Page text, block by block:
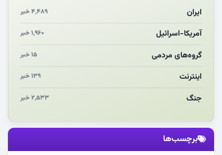
انقلاب مردمی و مردم انقلابی
مرگ خاموش زیست‌محیطی در منطقه تربت‌جام
چو‌ن‌وچرا در «علی‌الاصول» یا انتظار برای تحقق شروط
ایران ۴,۴۸۹ خبر
آمریکا-اسرائیل ۱,۹۶۰ خبر
گروه‌های مردمی ۱۵ خبر
اینترنت ۱۳۹ خبر
جنگ ۲,۵۳۳ خبر
برچسب‌ها